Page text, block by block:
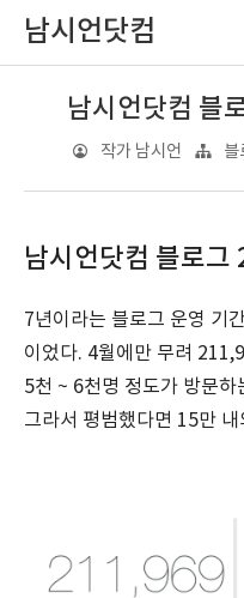
남시언닷컴
남시언닷컴 블
작가 남시언 블
남시언닷컴 블로
7년이라는 블로그 운영 기
이었다. 4월에만 무려
5천 ~ 6천명 정도가 방문
그라서 평범했다면 15만